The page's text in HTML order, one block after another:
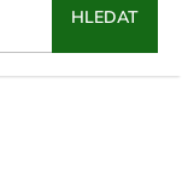
HLEDAT